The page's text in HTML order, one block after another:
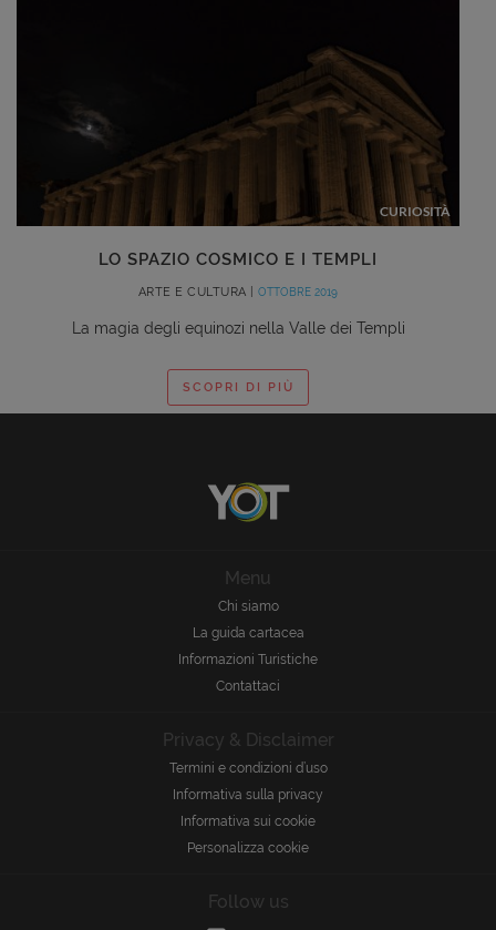
CURIOSITÀ
LO SPAZIO COSMICO E I TEMPLI
ARTE E CULTURA |OTTOBRE 2019
La magia degli equinozi nella Valle dei Templi
SCOPRI DI PIÙ
Menu
Chi siamo
La guida cartacea
Informazioni Turistiche
Contattaci
Privacy & Disclaimer
Termini e condizioni d’uso
Informativa sulla privacy
Informativa sui cookie
Personalizza cookie
Follow us